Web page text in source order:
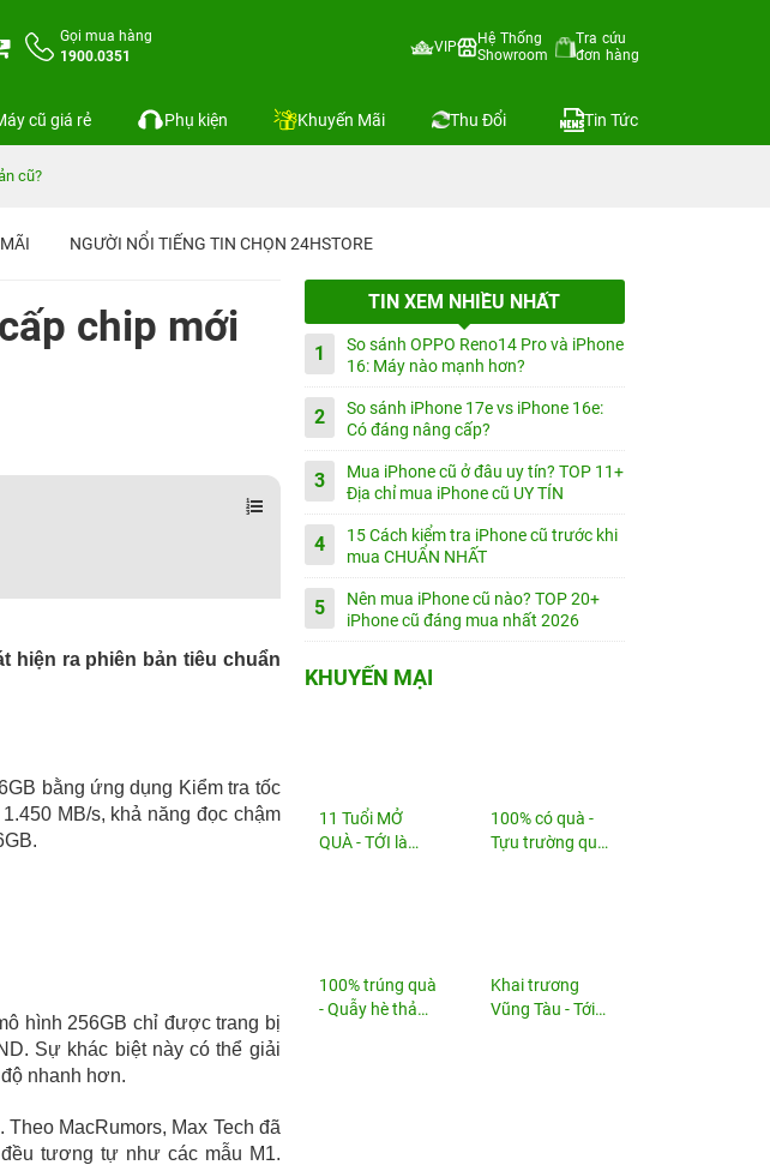
Gọi mua hàng
1900.0351
VIP
Hệ Thống
Showroom
Tra cứu
đơn hàng
cũ giá rẻ Phụ kiện Khuyến Mãi Thu Đổi Tin Tức
cũ?
NGƯỜI NỔI TIẾNG TIN CHỌN 24HSTORE
chip mới
hiện ra phiên bản tiêu chuẩn
bằng ứng dụng Kiểm tra tốc
MB/s, khả năng đọc chậm
hình 256GB chỉ được trang bị
Sự khác biệt này có thể giải
nhanh hơn.
MacRumors, Max Tech đã
tương tự như các mẫu M1.
TIN XEM NHIỀU NHẤT
1
So sánh OPPO Reno14 Pro và iPhone
16: Máy nào mạnh hơn?
2
So sánh iPhone 17e vs iPhone 16e:
Có đáng nâng cấp?
3
Mua iPhone cũ ở đâu uy tín? TOP 11+
Địa chỉ mua iPhone cũ UY TÍN
4
15 Cách kiểm tra iPhone cũ trước khi
mua CHUẨN NHẤT
5
Nên mua iPhone cũ nào? TOP 20+
iPhone cũ đáng mua nhất 2026
KHUYẾN MẠI
11 Tuổi MỞ
QUÀ - TỚI là
100% có quà -
Tựu trường quá
100% trúng quà
- Quẫy hè thả
Khai trương
Vũng Tàu - Tới